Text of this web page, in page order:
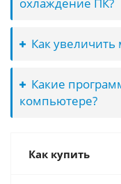
Как
Какие
компьютере?
Как купить